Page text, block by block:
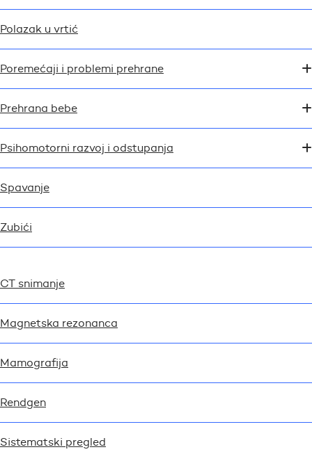
Polazak u vrtić
Poremećaji i problemi prehrane
Prehrana bebe
Psihomotorni razvoj i odstupanja
Spavanje
Zubići
CT snimanje
Magnetska rezonanca
Mamografija
Rendgen
Sistematski pregled